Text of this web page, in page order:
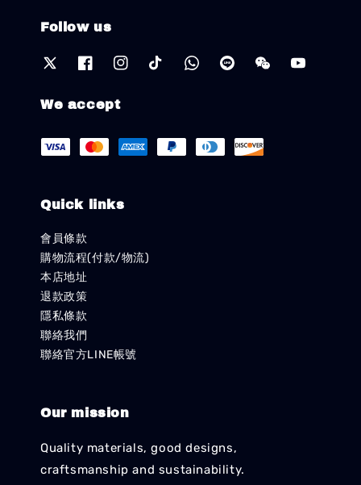
Follow us
We accept
Quick links
會員條款
購物流程(付款/物流)
本店地址
退款政策
隱私條款
聯絡我們
聯絡官方LINE帳號
Our mission
Quality materials, good designs,
craftsmanship and sustainability.